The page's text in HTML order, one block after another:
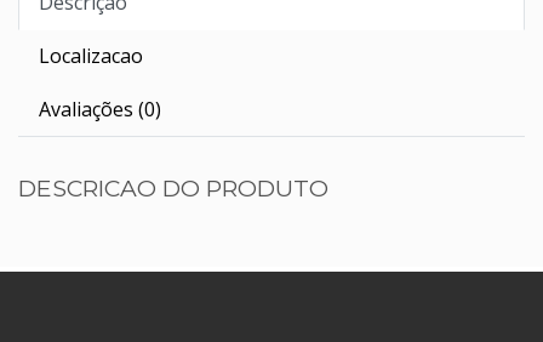
Localizacao
Avaliações (0)
DESCRICAO DO PRODUTO